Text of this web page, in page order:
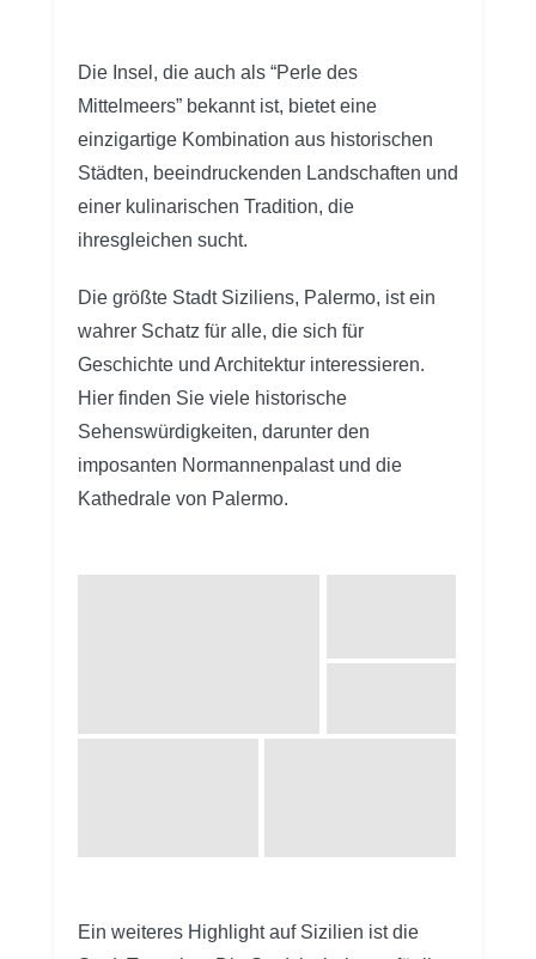
Die Insel, die auch als “Perle des
Mittelmeers” bekannt ist, bietet eine
einzigartige Kombination aus historischen
Städten, beeindruckenden Landschaften und
einer kulinarischen Tradition, die
ihresgleichen sucht.
Die größte Stadt Siziliens, Palermo, ist ein
wahrer Schatz für alle, die sich für
Geschichte und Architektur interessieren.
Hier finden Sie viele historische
Sehenswürdigkeiten, darunter den
imposanten Normannenpalast und die
Kathedrale von Palermo.
Ein weiteres Highlight auf Sizilien ist die